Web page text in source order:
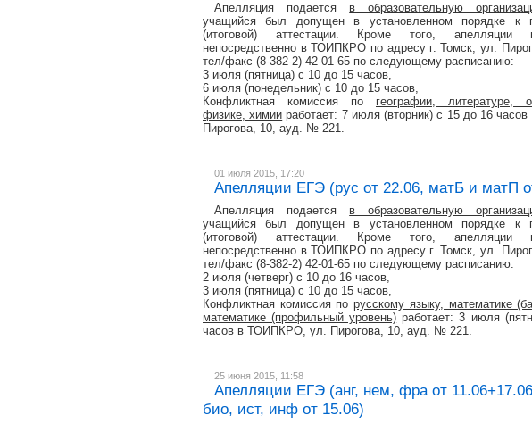
Апелляция подается в образовательную
учащийся был допущен в установленном порядке к
(итоговой) аттестации. Кроме того, апелляции
непосредственно в ТОИПКРО по адресу г. Томск, ул.
тел/факс (8-382-2) 42-01-65 по следующему расписанию:
3 июля (пятница) с 10 до 15 часов,
6 июля (понедельник) с 10 до 15 часов,
Конфликтная комиссия по географии, литературе,
физике, химии работает: 7 июля (вторник) с 15 до 16
Пирогова, 10, ауд. № 221.
01 июля 2015, 17:20
Апелляции ЕГЭ (рус от 22.06, матБ и матП
Апелляция подается в образовательную
учащийся был допущен в установленном порядке к
(итоговой) аттестации. Кроме того, апелляции
непосредственно в ТОИПКРО по адресу г. Томск, ул.
тел/факс (8-382-2) 42-01-65 по следующему расписанию:
2 июля (четверг) с 10 до 16 часов,
3 июля (пятница) с 10 до 15 часов,
Конфликтная комиссия порусскому языку, математике
математике (профильный уровень) работает: 3 июля
часов в ТОИПКРО, ул. Пирогова, 10, ауд. № 221.
25 июня 2015, 11:58
Апелляции ЕГЭ (анг, нем, фра от
био, ист, инф от 15.06)